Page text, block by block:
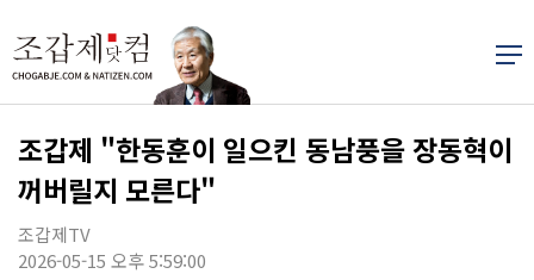
조갑제 "한동훈이 일으킨 동남풍을 장동혁이
꺼버릴지 모른다"
조갑제TV
2026-05-15 오후 5:59:00